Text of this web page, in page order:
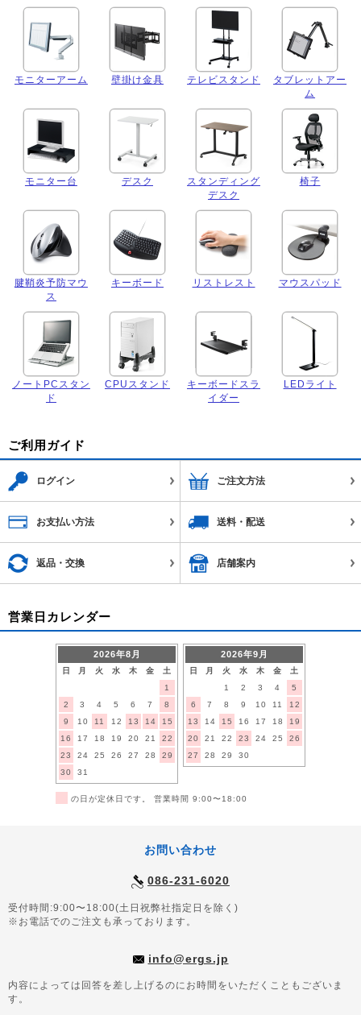
モニターアーム 壁掛け金具 テレビスタンド
タブレットアー
ム
モニター台 デスク
スタンディング
デスク
椅子
腱鞘炎予防マウ
ス
キーボード リストレスト マウスパッド
ノートPCスタン
ド
CPUスタンド
キーボードスラ
イダー
LEDライト
ご利用ガイド
ログイン ご注文方法
お支払い方法 送料・配送
返品・交換 店舗案内
営業日カレンダー
2026年8月
日 月 火 水 木 金
土
1
2
3 4 5 6 7
8
9
10 11 12 13 14
15
16
17 18 19 20 21
22
23
24 25 26 27 28
29
30
31
2026年9月
日 月 火 水 木 金
土
1
2 3 4
5
6
7 8 9 10 11
12
13
14 15 16 17 18
19
20
21 22 23 24 25
26
27
28 29 30
の日が定休日です。 営業時間 9:00〜18:00
お問い合わせ
086-231-6020
受付時間:9:00〜18:00(土日祝弊社指定日を除く)
※お電話でのご注文も承っております。
info@ergs.jp
内容によっては回答を差し上げるのにお時間をいただくこともございま
す。